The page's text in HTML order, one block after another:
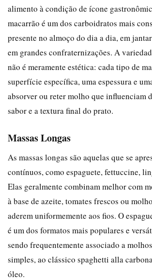
alimento à condição de ícone
macarrão é um dos carboidratos mais
presente no almoço do dia a dia, em
em grandes confraternizações. A
não é meramente estética: cada tipo de
superfície específica, uma espessura e
absorver ou reter molho que influenciam
sabor e a textura final do prato.
Massas Longas
As massas longas são aquelas que se
contínuos, como espaguete, fettuccine,
Elas geralmente combinam melhor com
à base de azeite, tomates frescos ou
aderem uniformemente aos fios. O
é um dos formatos mais populares e
sendo frequentemente associado a
simples, ao clássico spaghetti alla
óleo.